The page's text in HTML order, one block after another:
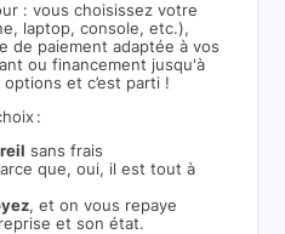
: vous choisissez votre
laptop, console, etc.),
de paiement adaptée à vos
ou financement jusqu'à
et c’est parti !
:
sans frais
que, oui, il est tout à
, et on vous repaye
et son état.